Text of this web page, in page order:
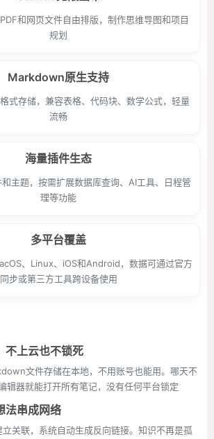
和网页文件自由排版，制作思维导图和项目
规划
Markdown原生支持
式存储，兼容表格、代码块、数学公式，轻量
流畅
海量插件生态
主题，按需扩展数据库查询、AI工具、日程管
理等功能
多平台覆盖
、Linux、iOS和Android，数据可通过官方
同步或第三方工具跨设备使用
不上云也不锁死
文件存储在本地，不用账号也能用。哪天不
辑器就能打开所有笔记，没有任何平台锁定
法串成网络
关联，系统自动生成反向链接。知识不再是孤